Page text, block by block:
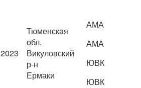
2023
Тюменская
обл.
Викуловский
р-н
Ермаки
АМА
АМА
ЮВК
ЮВК